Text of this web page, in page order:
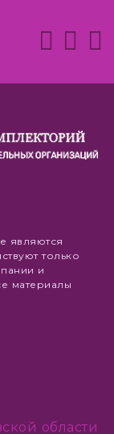
являются
только
и
материалы